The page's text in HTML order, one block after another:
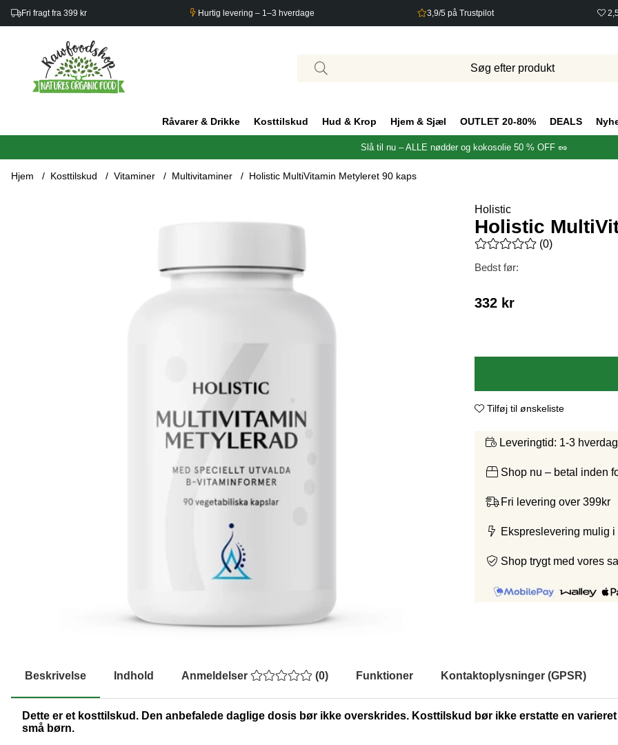
Fri fragt fra 399 kr Hurtig levering – 1–3 hverdage 3,9/5 på Trustpilot
Råvarer & Drikke Kosttilskud Hud & Krop Hjem & Sjæl OUTLET 20-80% DEALS
Slå til nu – ALLE nødder og kokosolie 50 % OFF 🥜
Hjem Kosttilskud Vitaminer Multivitaminer Holistic MultiVitamin Metyleret 90 kaps
Holistic
Holistic
Gennemsnitlig vurdering 0
(0)
Bedst før:
332 kr
Tilføj til ønskeliste
Leveringtid: 1-3
Shop nu – betal inden
Fri levering over 399kr
Ekspreslevering mulig i
Shop trygt med vores
Beskrivelse Indhold Anmeldelser (0) Funktioner Kontaktoplysninger (GPSR)
Dette er et kosttilskud. Den anbefalede daglige dosis bør ikke overskrides. Kosttilskud bør ikke erstatte en
små børn.